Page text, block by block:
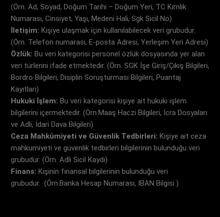
(Örn. Ad, Soyad, Doğum Tarihi – Doğum Yeri, TC Kimlik
Numarası, Cinsiyet, Yaşı, Medeni Hali, Sgk Sicil No)
İletişim: Kişiye ulaşmak için kullanılabilecek veri grubudur.
(Örn. Telefon numarası, E-posta Adresi, Yerleşim Yeri Adresi)
Özlük: Bu veri kategorisi personel özlük dosyasında yer alan
veri türlerini ifade etmektedir. (Örn. SGK İşe Giriş/Çıkış Bilgileri,
Bordro Bilgileri, Disiplin Soruşturması Bilgileri, Puantaj
Kayıtları)
Hukuki İşlem: Bu veri kategorisi kişiye ait hukuki işlem
bilgilerini içermektedir. (Örn.Maaş Haczi Bilgileri, İcra Dosyaları
ve Adli, İdari Dava Bilgileri)
Ceza Mahkûmiyeti ve Güvenlik Tedbirleri: Kişiye ait ceza
mahkumiyeti ve güvenlik tedbirleri bilgilerinin bulunduğu veri
grubudur. (Örn. Adli Sicil Kaydı)
Finans: Kişinin finansal bilgilerinin bulunduğu veri
grubudur. (Örn.Banka Hesap Numarası, IBAN Bilgisi )